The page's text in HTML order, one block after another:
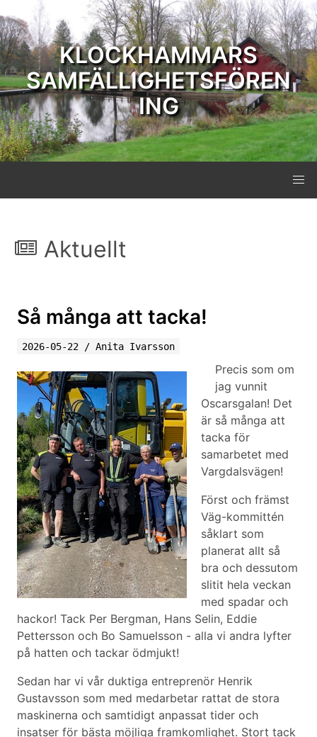
KLOCKHAMMARS
SAMFÄLLIGHETSFÖREN
ING
Aktuellt
Så många att tacka!
2026-05-22 / Anita Ivarsson
Precis som om
jag vunnit
Oscarsgalan! Det
är så många att
tacka för
samarbetet med
Vargdalsvägen!
Först och främst
Väg-kommittén
såklart som
planerat allt så
bra och dessutom
slitit hela veckan
med spadar och
hackor! Tack Per Bergman, Hans Selin, Eddie
Pettersson och Bo Samuelsson - alla vi andra lyfter
på hatten och tackar ödmjukt!
Sedan har vi vår duktiga entreprenör Henrik
Gustavsson som med medarbetar rattat de stora
maskinerna och samtidigt anpassat tider och
insatser för bästa möjliga framkomlighet. Stort tack